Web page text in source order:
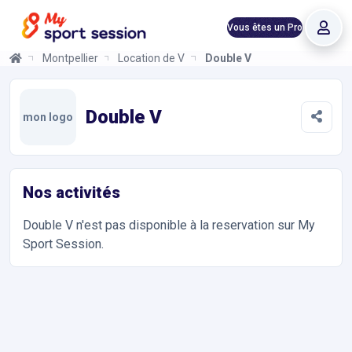
Vous êtes un Pro
Montpellier Location de Vélo Double V
mon logo Double V
Nos activités
Double V n'est pas disponible à la reservation sur My
Sport Session.